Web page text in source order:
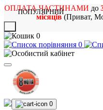
ОПЛАТА ЧАСТИНАМИ до
місяців(Приват,
0
0
0
ПОПУЛЯРНИЙ